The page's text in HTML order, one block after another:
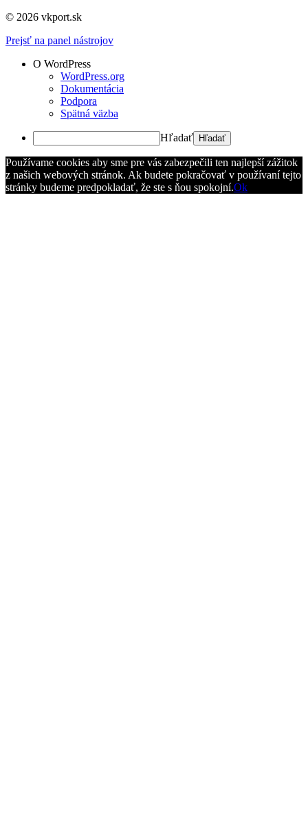
© 2026 vkport.sk
Prejsť na panel nástrojov
O WordPress
WordPress.org
Dokumentácia
Podpora
Spätná väzba
Hľadať
Používame cookies aby sme pre vás zabezpečili ten najlepší zážitok
z našich webových stránok. Ak budete pokračovať v používaní tejto
stránky budeme predpokladať, že ste s ňou spokojní.Ok